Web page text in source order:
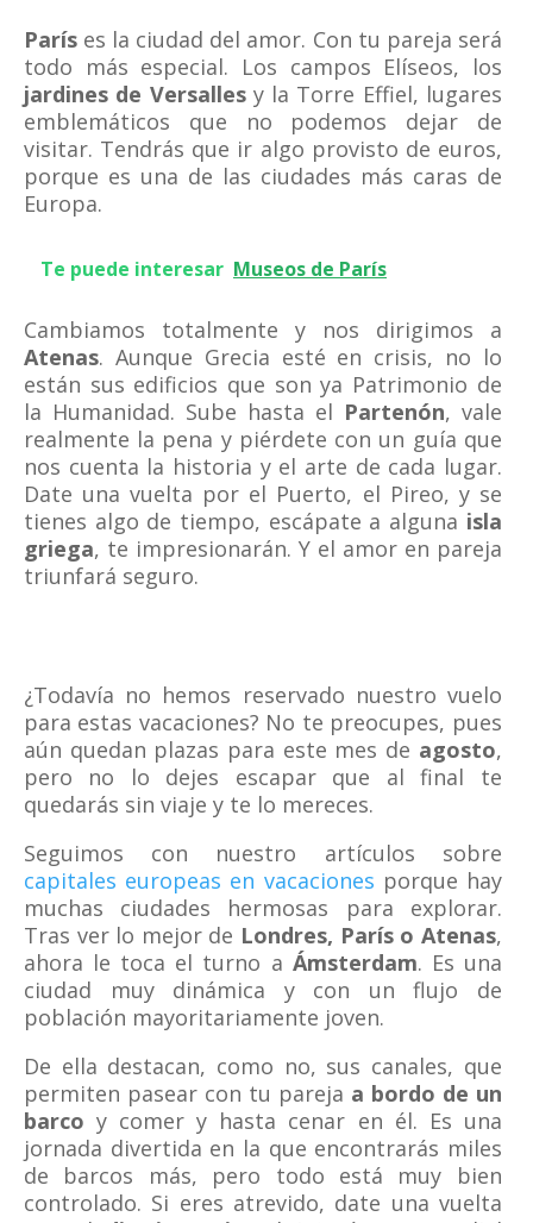
París es la ciudad del amor. Con tu pareja será
todo más especial. Los campos Elíseos, los
jardines de Versallesy la Torre Effiel, lugares
emblemáticos que no podemos dejar de
visitar. Tendrás que ir algo provisto de euros,
porque es una de las ciudades más caras de
Europa.
Te puede interesar Museos de París
Cambiamos totalmente y nos dirigimos a
Atenas. Aunque Grecia esté en crisis, no lo
están sus edificios que son ya Patrimonio de
la Humanidad. Sube hasta el Partenón, vale
realmente la pena y piérdete con un guía que
nos cuenta la historia y el arte de cada lugar.
Date una vuelta por el Puerto, el Pireo, y se
tienes algo de tiempo, escápate a alguna isla
griega, te impresionarán. Y el amor en pareja
triunfará seguro.
¿Todavía no hemos reservado nuestro vuelo
para estas vacaciones? No te preocupes, pues
aún quedan plazas para este mes de agosto,
pero no lo dejes escapar que al final te
quedarás sin viaje y te lo mereces.
Seguimos con nuestro artículos sobre
capitales europeas en vacaciones porque hay
muchas ciudades hermosas para explorar.
Tras ver lo mejor de Londres, París o Atenas,
ahora le toca el turno a Ámsterdam. Es una
ciudad muy dinámica y con un flujo de
población mayoritariamente joven.
De ella destacan, como no, sus canales, que
permiten pasear con tu pareja a bordo de un
barco y comer y hasta cenar en él. Es una
jornada divertida en la que encontrarás miles
de barcos más, pero todo está muy bien
controlado. Si eres atrevido, date una vuelta